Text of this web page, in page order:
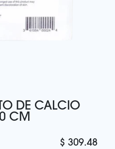
DE CALCIO
CM
$ 309.48